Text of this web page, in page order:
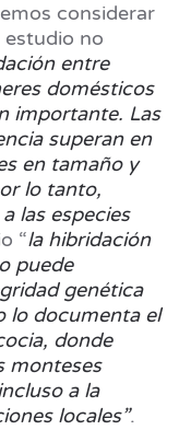
considerar
estudio no
entre
domésticos
importante. Las
superan en
en tamaño y
lo tanto,
las especies
“la hibridación
puede
genética
lo documenta el
donde
monteses
a la
locales”.